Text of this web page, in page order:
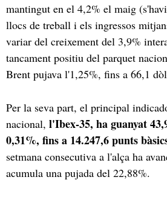
mantingut en el 4,2% el maig
llocs de treball i els ingressos
variar del creixement del 3,9%
tancament positiu del parquet
Brent pujava l'1,25%, fins a 66,1
Per la seva part, el principal
nacional, l'Ibex-35, ha guanyat
0,31%, fins a 14.247,6 punts
setmana consecutiva a l'alça ha
acumula una pujada del 22,88%.